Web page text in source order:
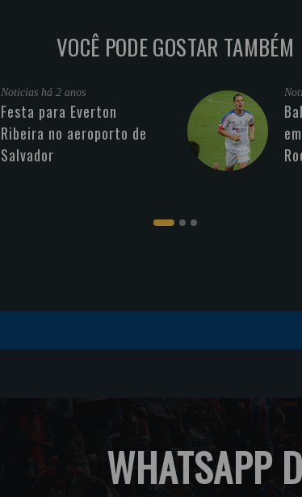
VOCÊ PODE GOSTAR TAMBÉM
Noticias há 2 anos
Festa para Everton
Ribeira no aeroporto de
Salvador
WHATSAPP